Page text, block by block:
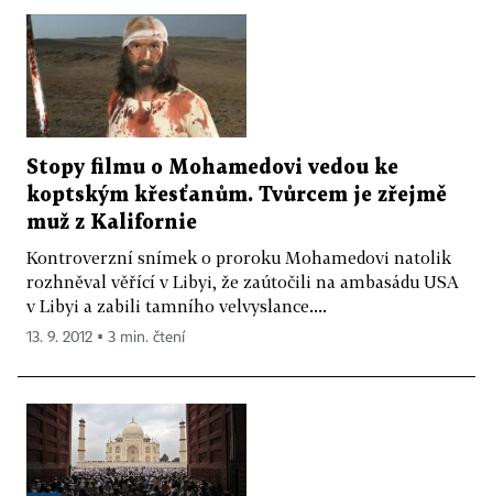
Stopy filmu o Mohamedovi vedou ke
koptským křesťanům. Tvůrcem je zřejmě
muž z Kalifornie
Kontroverzní snímek o proroku Mohamedovi natolik
rozhněval věřící v Libyi, že zaútočili na ambasádu USA
v Libyi a zabili tamního velvyslance....
13. 9. 2012 ▪ 3 min. čtení